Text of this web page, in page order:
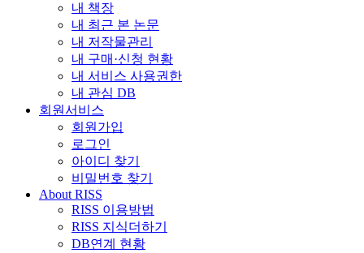
내 책장
내 최근 본 논문
내 저작물관리
내 구매·신청 현황
내 서비스 사용권한
내 관심 DB
회원서비스
회원가입
로그인
아이디 찾기
비밀번호 찾기
About RISS
RISS 이용방법
RISS 지식더하기
DB연계 현황